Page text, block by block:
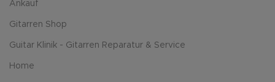
Ankauf
Gitarren Shop
Guitar Klinik - Gitarren Reparatur & Service
Home